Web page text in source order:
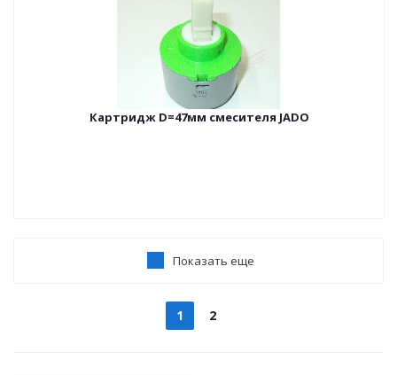
Картридж D=47мм смесителя JADO
Показать еще
1 2